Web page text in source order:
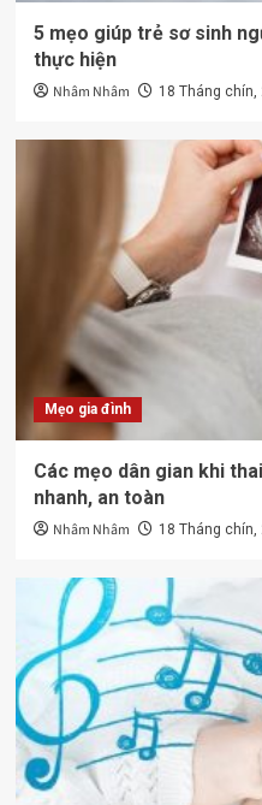
5 mẹo giúp trẻ sơ sinh
thực hiện
Nhâm Nhâm 18 Tháng chín,
Mẹo gia đình
Các mẹo dân gian khi
nhanh, an toàn
Nhâm Nhâm 18 Tháng chín,